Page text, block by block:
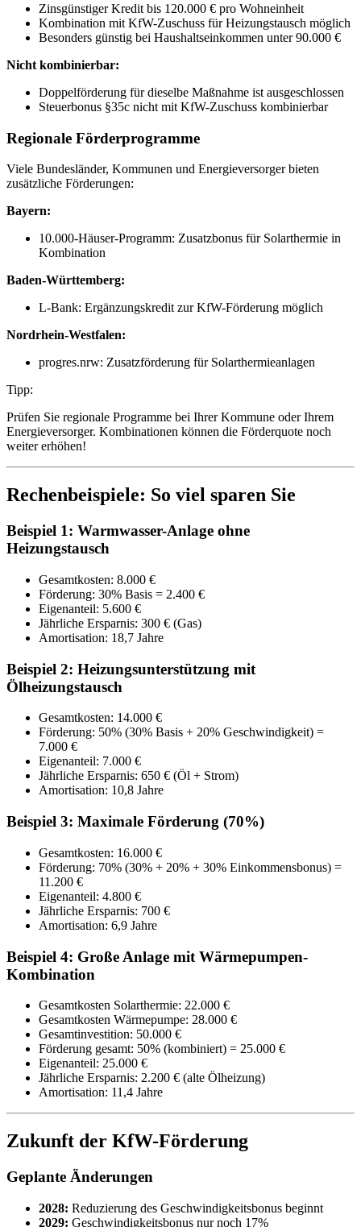
Zinsgünstiger Kredit bis 120.000 € pro Wohneinheit
Kombination mit KfW-Zuschuss für Heizungstausch möglich
Besonders günstig bei Haushaltseinkommen unter 90.000 €
Nicht kombinierbar:
Doppelförderung für dieselbe Maßnahme ist ausgeschlossen
Steuerbonus §35c nicht mit KfW-Zuschuss kombinierbar
Regionale Förderprogramme
Viele Bundesländer, Kommunen und Energieversorger bieten
zusätzliche Förderungen:
Bayern:
10.000-Häuser-Programm: Zusatzbonus für Solarthermie in
Kombination
Baden-Württemberg:
L-Bank: Ergänzungskredit zur KfW-Förderung möglich
Nordrhein-Westfalen:
progres.nrw: Zusatzförderung für Solarthermieanlagen
Tipp:
Prüfen Sie regionale Programme bei Ihrer Kommune oder Ihrem
Energieversorger. Kombinationen können die Förderquote noch
weiter erhöhen!
Rechenbeispiele: So viel sparen Sie
Beispiel 1: Warmwasser-Anlage ohne
Heizungstausch
Gesamtkosten: 8.000 €
Förderung: 30% Basis = 2.400 €
Eigenanteil: 5.600 €
Jährliche Ersparnis: 300 € (Gas)
Amortisation: 18,7 Jahre
Beispiel 2: Heizungsunterstützung mit
Ölheizungstausch
Gesamtkosten: 14.000 €
Förderung: 50% (30% Basis + 20% Geschwindigkeit) =
7.000 €
Eigenanteil: 7.000 €
Jährliche Ersparnis: 650 € (Öl + Strom)
Amortisation: 10,8 Jahre
Beispiel 3: Maximale Förderung (70%)
Gesamtkosten: 16.000 €
Förderung: 70% (30% + 20% + 30% Einkommensbonus) =
11.200 €
Eigenanteil: 4.800 €
Jährliche Ersparnis: 700 €
Amortisation: 6,9 Jahre
Beispiel 4: Große Anlage mit Wärmepumpen-
Kombination
Gesamtkosten Solarthermie: 22.000 €
Gesamtkosten Wärmepumpe: 28.000 €
Gesamtinvestition: 50.000 €
Förderung gesamt: 50% (kombiniert) = 25.000 €
Eigenanteil: 25.000 €
Jährliche Ersparnis: 2.200 € (alte Ölheizung)
Amortisation: 11,4 Jahre
Zukunft der KfW-Förderung
Geplante Änderungen
2028: Reduzierung des Geschwindigkeitsbonus beginnt
2029: Geschwindigkeitsbonus nur noch 17%